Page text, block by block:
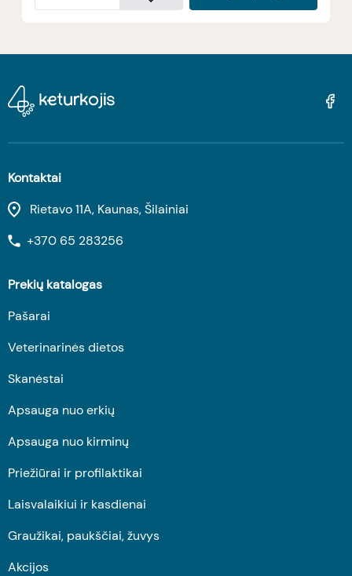
Kontaktai
Rietavo 11A, Kaunas, Šilainiai
+370 65 283256
Prekių katalogas
Pašarai
Veterinarinės dietos
Skanėstai
Apsauga nuo erkių
Apsauga nuo kirminų
Priežiūrai ir profilaktikai
Laisvalaikiui ir kasdienai
Graužikai, paukščiai, žuvys
Akcijos